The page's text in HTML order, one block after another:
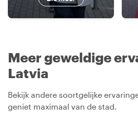
Meer geweldige
Latvia
Bekijk andere soortgelijke
geniet maximaal van de stad.